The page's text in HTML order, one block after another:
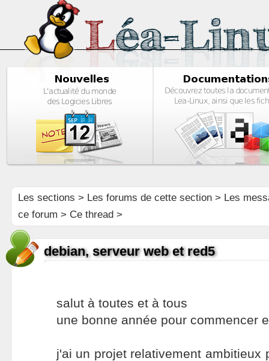
Les sections > Les forums de cette section> Les
ce forum > Ce thread >
debian, serveur web et red5
salut à toutes et à tous
une bonne année pour commencer
j'ai un projet relativement ambitieux